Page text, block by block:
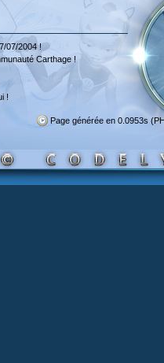
07/2004 !
Carthage !
!
Page générée en 0.0953s